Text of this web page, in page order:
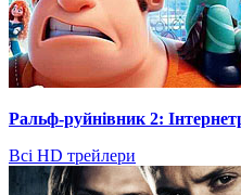
Ральф-руйнівник 2:
Всі HD трейлери